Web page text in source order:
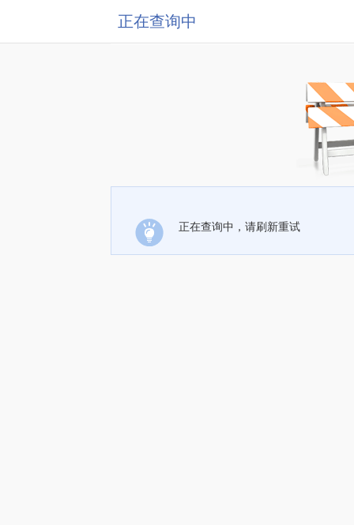
正在查询中
正在查询中，请刷新重试